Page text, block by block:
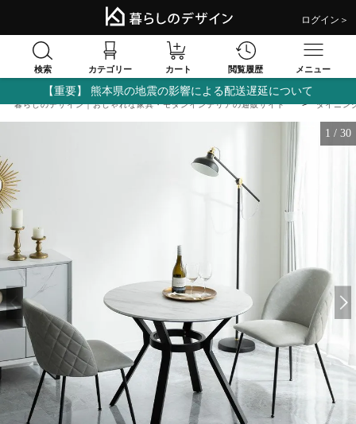
ログイン＞
検索 カテゴリー カート 閲覧履歴 メニュー
【重要】 熊本県の地震の影響による配送遅延について
暮らしのデザイン｜おしゃれな家具・モダンインテリアの通販サイト ダイニン
1 / 30